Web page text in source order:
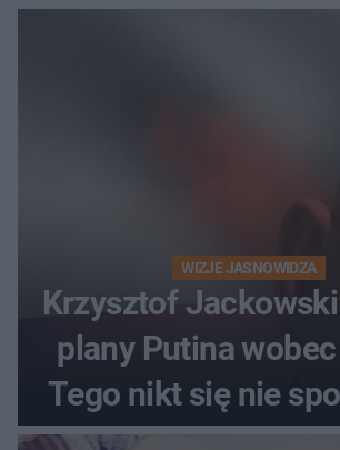
WIZJE JASNOWIDZA
Krzysztof
plany Putina
Tego nikt się nie